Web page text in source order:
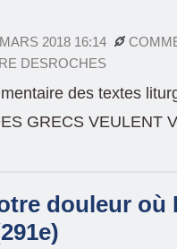
2018 16:14
DESROCHES
des textes
GRECS VEULENT
douleur où